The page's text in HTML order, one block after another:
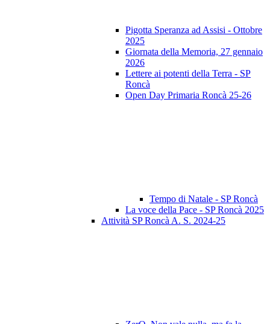
Pigotta Speranza ad Assisi - Ottobre
2025
Giornata della Memoria, 27 gennaio
2026
Lettere ai potenti della Terra - SP
Roncà
Open Day Primaria Roncà 25-26
Tempo di Natale - SP Roncà
La voce della Pace - SP Roncà 2025
Attività SP Roncà A. S. 2024-25